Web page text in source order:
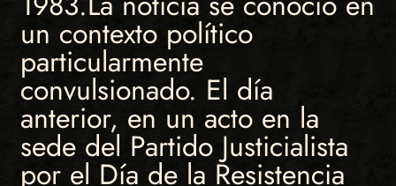
un contexto político
particularmente
convulsionado. El día
anterior, en un acto en la
sede del Partido Justicialista
por el Día de la Resistencia